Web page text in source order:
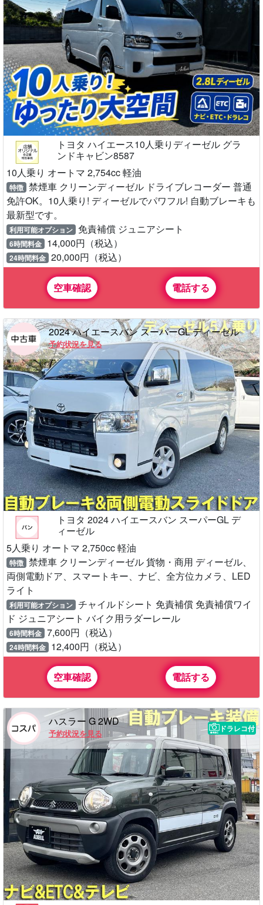
トヨタ ハイエース10人乗りディーゼル グラ
ンドキャビン8587
10人乗り オートマ 2,754cc 軽油
特徴 禁煙車 クリーンディーゼル ドライブレコーダー 普通
免許OK。10人乗り! ディーゼルでパワフル! 自動ブレーキも
最新型です。
利用可能オプション 免責補償 ジュニアシート
6時間料金 14,000円（税込）
24時間料金 20,000円（税込）
空車確認 電話する
2024 ハイエースバン スーパーGL ディーゼル
予約状況を見る
トヨタ 2024 ハイエースバン スーパーGL デ
ィーゼル
5人乗り オートマ 2,750cc 軽油
特徴 禁煙車 クリーンディーゼル 貨物・商用 ディーゼル、
両側電動ドア、スマートキー、ナビ、全方位カメラ、LED
ライト
利用可能オプション チャイルドシート 免責補償 免責補償ワイ
ド ジュニアシート バイク用ラダーレール
6時間料金 7,600円（税込）
24時間料金 12,400円（税込）
空車確認 電話する
ハスラー G 2WD
予約状況を見る
ドラレコ付